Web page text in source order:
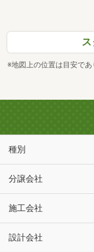
※地図上の位置は目安であ
種別
分譲会社
施工会社
設計会社